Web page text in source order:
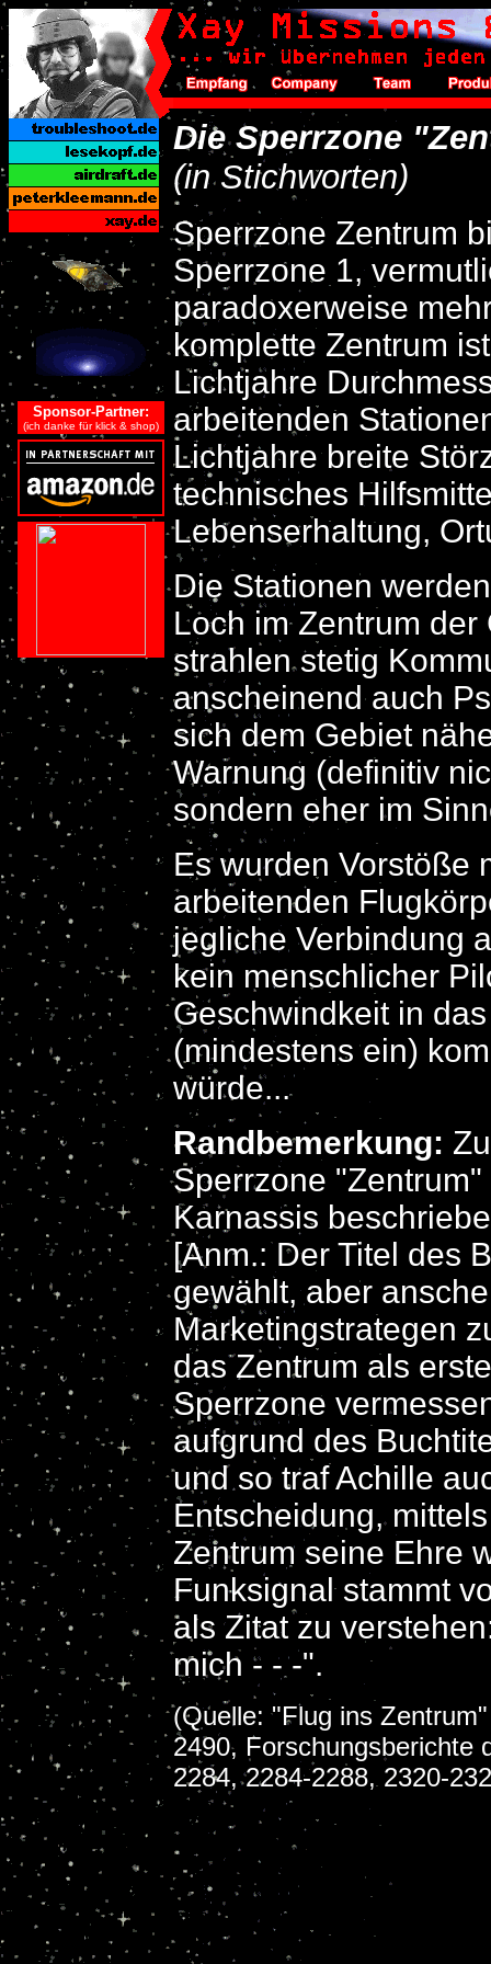
Sponsor-Partner:
(ich danke für klick & shop)
Die Sperrzone
(in Stichworten)
Sperrzone Zentrum
Sperrzone 1,
paradoxerweise
komplette Zentrum
Lichtjahre
arbeitenden
Lichtjahre breite
technisches
Lebenserhaltung,
Die Stationen
Loch im Zentrum
strahlen stetig
anscheinend auch
sich dem Gebiet
Warnung (definitiv
sondern eher im
Es wurden Vorstöße
arbeitenden
jegliche Verbindung
kein menschlicher
Geschwindkeit in
(mindestens ein)
würde...
Randbemerkung:
Sperrzone
Karnassis
[Anm.: Der Titel des
gewählt, aber
Marketingstrategen
das Zentrum als
Sperrzone
aufgrund des
und so traf Achille
Entscheidung,
Zentrum seine Ehre
Funksignal stammt
als Zitat zu
mich - - -".
(Quelle: "Flug ins
2490, Forschungsberichte
2284, 2284-2288, 2320-